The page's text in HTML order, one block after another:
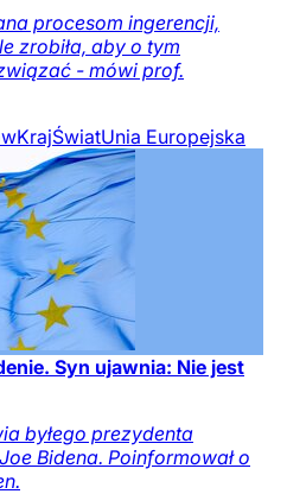
procesom ingerencji,
zrobiła, aby o tym
- mówi prof.
KrajŚwiatUnia Europejska
Syn ujawnia: Nie jest
byłego prezydenta
Bidena. Poinformował o